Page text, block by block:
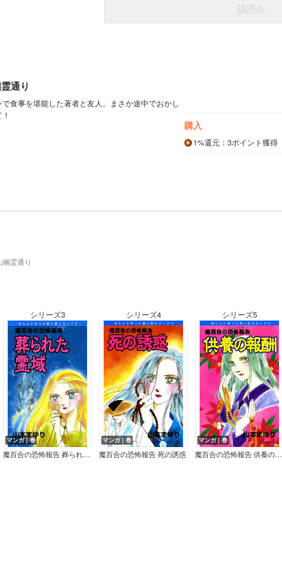
通り
食事を堪能した著者と友人。まさか途中でおかし
購入
1%還元 ：3ポイント獲得
霊通り
シリーズ3
マンガ｜巻
魔百合の恐怖報告 葬られた霊域
シリーズ4
マンガ｜巻
魔百合の恐怖報告 死の誘惑
シリーズ5
マンガ｜巻
魔百合の恐怖報告 供養の報酬